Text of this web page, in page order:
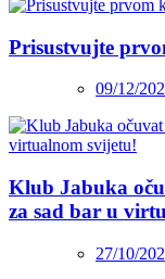
Prisustvujte
09/12/
Klub Jabuka
za sad bar u
27/10/